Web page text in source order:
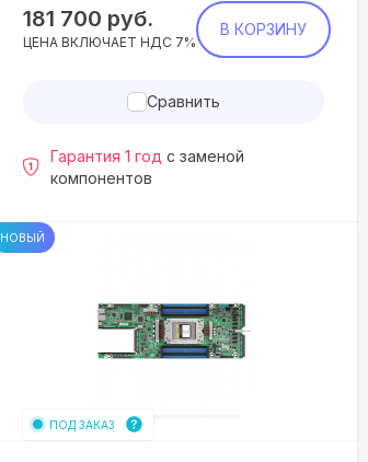
181 700 руб.
ЦЕНА ВКЛЮЧАЕТ НДС 7%
В КОРЗИНУ
Сравнить
Гарантия 1 год с заменой
компонентов
НОВЫЙ
ПОД ЗАКАЗ